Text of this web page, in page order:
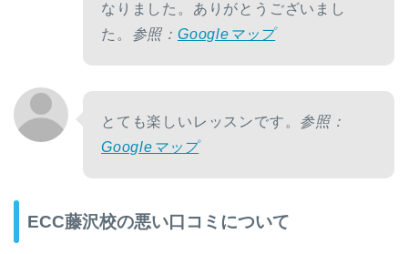
なりました。ありがとうございまし
た。 参照：Googleマップ
とても楽しいレッスンです。 参照：
Googleマップ
ECC藤沢校の悪い口コミについて